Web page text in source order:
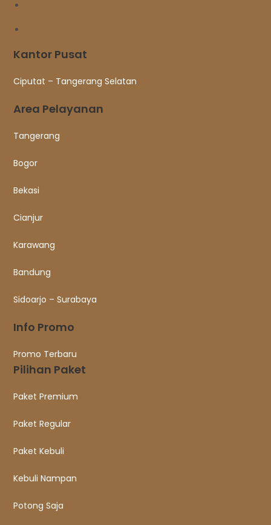
Kantor Pusat
Ciputat – Tangerang Selatan
Area Pelayanan
Tangerang
Bogor
Bekasi
Cianjur
Karawang
Bandung
Sidoarjo – Surabaya
Info Promo
Promo Terbaru
Pilihan Paket
Paket Premium
Paket Regular
Paket Kebuli
Kebuli Nampan
Potong Saja